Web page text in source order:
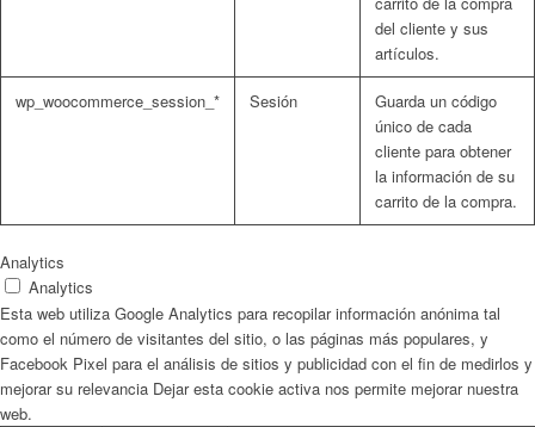
del cliente y sus
artículos.
wp_woocommerce_session_* Sesión
Guarda un código
único de cada
cliente para obtener
la información de su
carrito de la compra.
Analytics
Analytics
Esta web utiliza Google Analytics para recopilar información anónima tal
como el número de visitantes del sitio, o las páginas más populares, y
Facebook Pixel para el análisis de sitios y publicidad con el fin de medirlos y
mejorar su relevancia Dejar esta cookie activa nos permite mejorar nuestra
web.